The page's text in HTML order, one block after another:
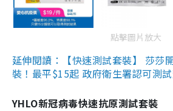
點擊圖片放大
延伸閱讀：【快速測試套裝】 莎莎
裝！最平$15起 政府衛生署認可測
YHLO新冠病毒快速抗原測試套裝